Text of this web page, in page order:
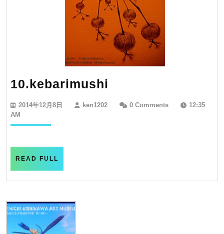
10.kebarimushi
2014年12月8日
2014
ken1202ken12020 Comments
12:35
AM
READ FULL